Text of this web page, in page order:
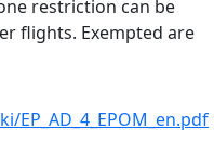
restriction can be
flights. Exempted are